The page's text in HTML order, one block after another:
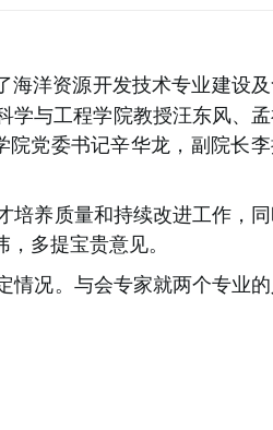
海洋资源开发技术专业建设
学与工程学院教授汪东风、
院党委书记辛华龙，副院长
培养质量和持续改进工作，
多提宝贵意见。
情况。与会专家就两个专业